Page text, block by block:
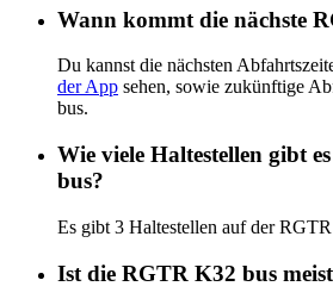
Wann kommt die nächste
Du kannst die nächsten
der App sehen, sowie zukünftige
bus.
Wie viele Haltestellen gibt
bus?
Es gibt 3 Haltestellen auf der
Ist die RGTR K32 bus